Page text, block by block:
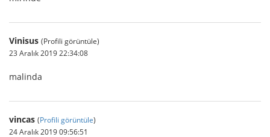
Vinisus (Profili görüntüle)
23 Aralık 2019 22:34:08
malinda
vincas (Profili görüntüle)
24 Aralık 2019 09:56:51